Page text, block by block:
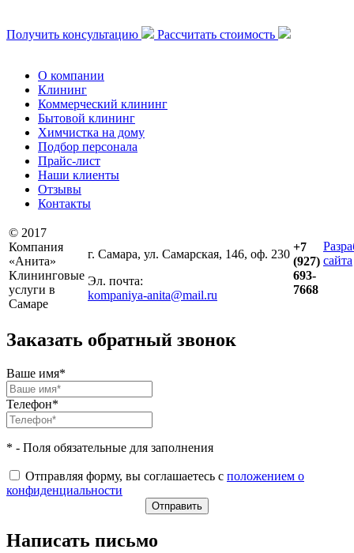
Получить консультацию Рассчитать стоимость
О компании
Клининг
Коммерческий клининг
Бытовой клининг
Химчистка на дому
Подбор персонала
Прайс-лист
Наши клиенты
Отзывы
Контакты
© 2017
Компания
«Анита»
Клининговые
услуги в
Самаре
г. Самара, ул. Самарская, 146, оф. 230
Эл. почта:
kompaniya-anita@mail.ru
+7
(927)
693-
7668
сайта
Заказать обратный звонок
Ваше имя*
Телефон*
* - Поля обязательные для заполнения
Отправляя форму, вы соглашаетесь с положением о
конфиденциальности
Написать письмо